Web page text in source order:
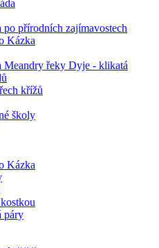
po přírodních zajímavostech
Kázka
Meandry řeky Dyje - klikatá
křížů
školy
Kázka
páry